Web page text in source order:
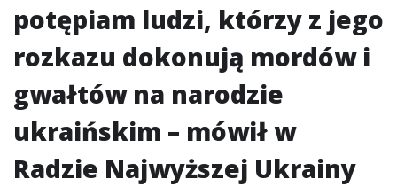
potępiam ludzi, którzy z jego
rozkazu dokonują mordów i
gwałtów na narodzie
ukraińskim – mówił w
Radzie Najwyższej Ukrainy